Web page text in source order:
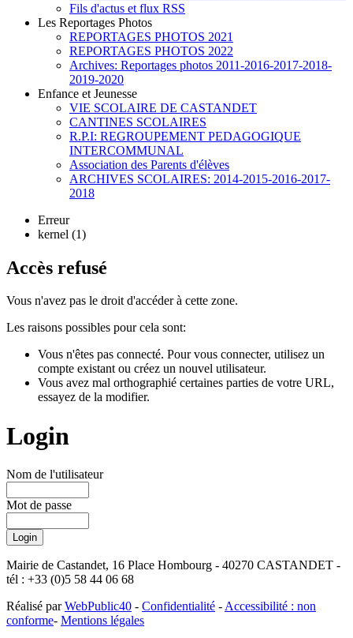
Fils d'actus et flux RSS
Les Reportages Photos
REPORTAGES PHOTOS 2021
REPORTAGES PHOTOS 2022
Archives: Reportages photos 2011-2016-2017-2018-
2019-2020
Enfance et Jeunesse
VIE SCOLAIRE DE CASTANDET
CANTINES SCOLAIRES
R.P.I: REGROUPEMENT PEDAGOGIQUE
INTERCOMMUNAL
Association des Parents d'élèves
ARCHIVES SCOLAIRES: 2014-2015-2016-2017-
2018
Erreur
kernel (1)
Accès refusé
Vous n'avez pas le droit d'accéder à cette zone.
Les raisons possibles pour cela sont:
Vous n'êtes pas connecté. Pour vous connecter, utilisez un
compte existant ou créez un nouvel utilisateur.
Vous avez mal orthographié certaines parties de votre URL,
essayez de la modifier.
Login
Nom de l'utilisateur
Mot de passe
Mairie de Castandet, 16 Place Hombourg - 40270 CASTANDET -
tél : +33 (0)5 58 44 06 68
Réalisé parWebPublic40 - Confidentialité - Accessibilité : non
conforme- Mentions légales